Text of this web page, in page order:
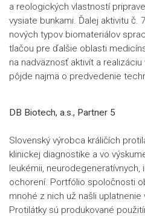
a reologických vlastností
vysiate bunkami. Ďalej aktivitu č.
nových typov biomateriálov
tlačou pre ďalšie oblasti
na nadväznosť aktivít a
pôjde najmä o predvedenie
DB Biotech, a.s., Partner 5
Slovenský výrobca králičích
klinickej diagnostike a vo
leukémii, neurodegeneratívnych,
ochorení. Portfólio spoločnosti
mnohé z nich už našli uplatnenie
Protilátky sú produkované